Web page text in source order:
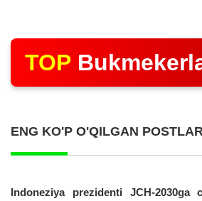
TOP
ENG KO'P O'QILGAN POSTLAR
Indoneziya prezidenti JCH-2030ga